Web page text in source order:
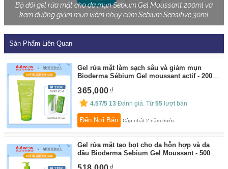
Bộ đôi gel rửa mặt cho da mụn Sebium Gel Moussant 200ml và
kem dưỡng giảm mụn viêm nhạy cảm Sebium Sensitive 30ml
Sản Phẩm Liên Quan
Gel rửa mặt làm sạch sâu và giảm mụn
Bioderma Sébium Gel moussant actif - 200ml
365,000
4.57/5 13 Đánh giá. Từ55 lượt bán
Đến Nơi Bán Cập nhật 2 năm trước
Gel rửa mặt tạo bọt cho da hỗn hợp và da
dầu Bioderma Sebium Gel Moussant - 500ml